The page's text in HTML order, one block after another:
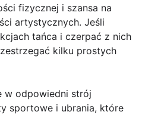
fizycznej i szansa na
artystycznych. Jeśli
tańca i czerpać z nich
kilku prostych
w odpowiedni strój
sportowe i ubrania, które